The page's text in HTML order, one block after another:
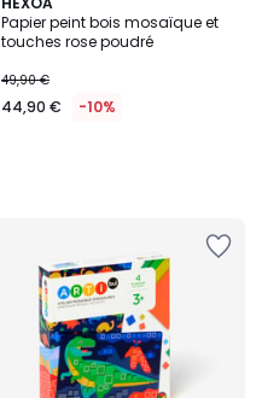
Papier peint bois mosaïque et
touches rose poudré
49,90 €
44,90 € -10%